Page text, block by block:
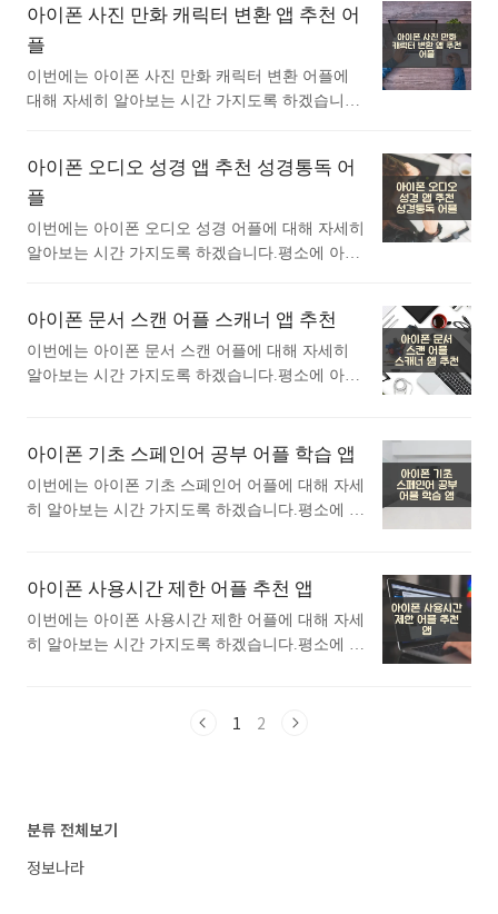
아이폰 Instagram 어플에 대한 자세한 설명입니다.
참고하세요. 작은 순간이 모여 더 깊어지는 우정.
Instagram에 소중한 순간을 공유해요.— Meta친구
들과 소통하고, 다른 팬을 찾고, 주변 사람들이 무
엇을 하고 어떤 것을 좋아하는지 알..<
니다. 아래는 앱스토어 에서 사진 일러스트화어플
로 검색했을때 가장 상단에 뜨는 어플입니다. 가
장 인기있는 사진 일러스트화 어플에 대해 궁금하
시다면 따라오세요. 1. 아이폰 Illustration Maker 앱
1) 아이폰 Illustration Maker 어플 소개 아래는 아이
다. 참고하세요. 사진이 세련되고 개성적인 일러
스트가 되는 앱!사진을 일러스트로 변환할 수 있
는 앱입니다.캐리커처, 풍경, 후드, 다양한 사진을
가공할 수 있습니다.무료입니다..<
아이폰 사진 만화 캐릭터 변환 앱 추천 어
플
이번에는 아이폰 사진 만화 캐릭터 변환 어플에
대해 자세히 알아보는 시간 가지도록 하겠습니다.
스토어 에서 사진 만화 캐릭터 변환어플로 검색했
을때 가장 상단에 뜨는 어플입니다. 가장 인기있
는 사진 만화 캐릭터 변환 어플에 대해 궁금하시
다면 따라오세요. 1. 아이폰 ToonApp 캐리커쳐
개 아래는 아이폰 ToonApp 캐리커쳐 아바타 카툰
캐릭터 만들기 어플에 대한 자세한 설명입니다.
참고하세요. 툰앱: ai그림, 사진 그림 카툰사진어
아이폰 오디오 성경 앱 추천 성경통독 어
플
이번에는 아이폰 오디오 성경 어플에 대해 자세히
알아보는 시간 가지도록 하겠습니다.평소에 아이
어플로 검색했을때 가장 상단에 뜨는 어플입니다.
가장 인기있는 오디오 성경 어플에 대해 궁금하시
다면 따라오세요. 1. 아이폰 한글 오디오 성경
명입니다. 참고하세요. 이 앱은 구약, 신약 66권 한
어디서나 편리하게 사용할 수 있도록 만든 성경
어플입니다.텍스트로 성경구절을 오프라인으로
아이폰 문서 스캔 어플 스캐너 앱 추천
이번에는 아이폰 문서 스캔 어플에 대해 자세히
알아보는 시간 가지도록 하겠습니다.평소에 아이
플로 검색했을때 가장 상단에 뜨는 어플입니다.
면 따라오세요. 1. 아이폰 스캔어플 앱 1) 아이
폰 스캔어플 어플 소개 아래는 아이폰 스캔어플
스캔하고 관리할 수 있는 강력한 도구입니다. 이
앱은 사용자가 문서를 디지털화하여 효율적으로
저장하고 공유할 수 있도록 설계되었습니다.사용
아이폰 기초 스페인어 공부 어플 학습 앱
이번에는 아이폰 기초 스페인어 어플에 대해 자세
히 알아보는 시간 가지도록 하겠습니다.평소에 아
스페인어어플로 검색했을때 가장 상단에 뜨는 어
대해 궁금하시다면 따라오세요. 1. 아이폰 스페
인어 학습 - Mondly 앱 1) 아이폰 스페인어 학습 -
요. 무료 수업으로 매일 스페인어를 공부하세요.
통해 스페인어 회화를 익..<
아이폰 사용시간 제한 어플 추천 앱
이번에는 아이폰 사용시간 제한 어플에 대해 자세
히 알아보는 시간 가지도록 하겠습니다.평소에 아
간 제한어플로 검색했을때 가장 상단에 뜨는 어플
제어 어플에 대한 자세한 설명입니다. 참고하세
요. Cape은 앱의 일일 사용량 제한을 설정하고, 이
1 2
분류 전체보기
정보나라